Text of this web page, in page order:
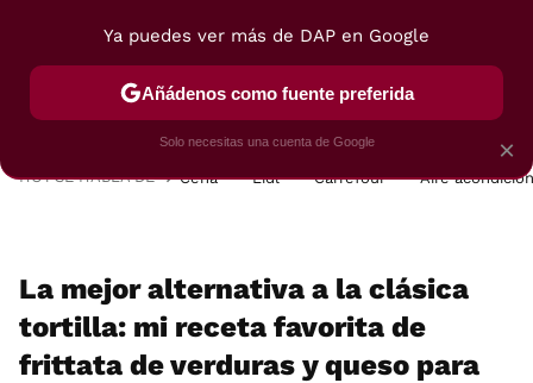
POSTRES VIAJES SELECCIÓN VEGUI
HOY SE HABLA DE Cena Lidl Carrefour Aire
La mejor alternativa a la clásica
tortilla: mi receta favorita de
frittata de verduras y queso para
×
Ya puedes ver más de DAP en Google
Añádenos como fuente preferida
Solo necesitas una cuenta de Google